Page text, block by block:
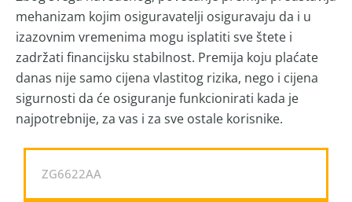
mehanizam kojim osiguravatelji osiguravaju da i u
izazovnim vremenima mogu isplatiti sve štete i
zadržati financijsku stabilnost. Premija koju plaćate
danas nije samo cijena vlastitog rizika, nego i cijena
sigurnosti da će osiguranje funkcionirati kada je
najpotrebnije, za vas i za sve ostale korisnike.